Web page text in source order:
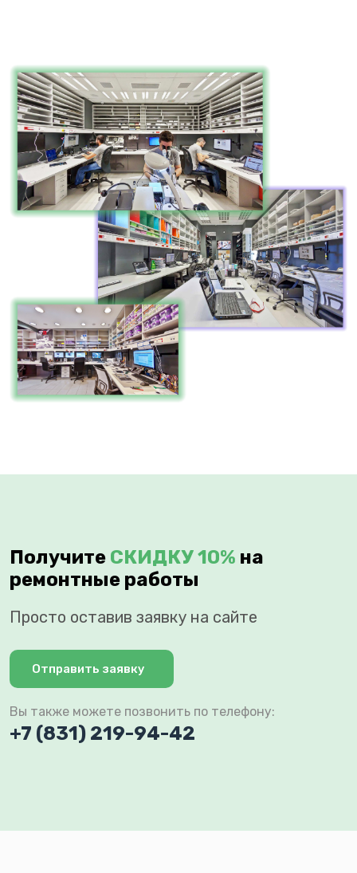
Получите СКИДКУ 10% на
ремонтные работы
Просто оставив заявку на сайте
Отправить заявку
Вы также можете позвонить по телефону:
+7 (831) 219-94-42